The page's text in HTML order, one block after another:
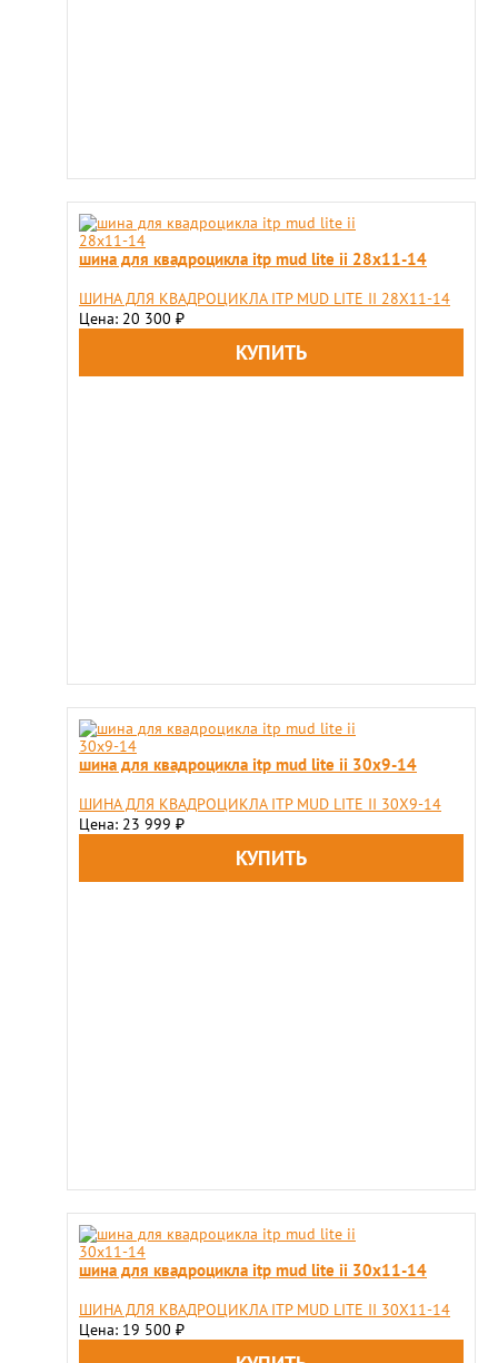
шина для квадроцикла itp mud lite ii 28x11-14
ШИНА ДЛЯ КВАДРОЦИКЛА ITP MUD LITE II 28X11-14
Цена: 20 300 ₽
шина для квадроцикла itp mud lite ii 30x9-14
ШИНА ДЛЯ КВАДРОЦИКЛА ITP MUD LITE II 30X9-14
Цена: 23 999 ₽
шина для квадроцикла itp mud lite ii 30x11-14
ШИНА ДЛЯ КВАДРОЦИКЛА ITP MUD LITE II 30X11-14
Цена: 19 500 ₽